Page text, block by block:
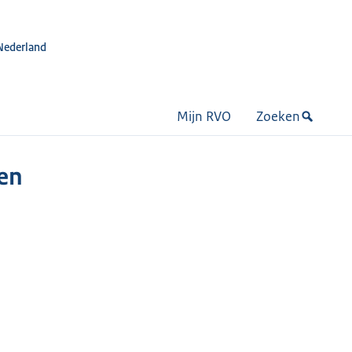
Mijn RVO Zoeken